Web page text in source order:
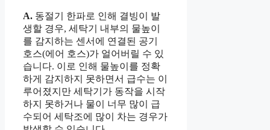
A. 동절기 한파로 인해 결빙이 발
생할 경우, 세탁기 내부의 물높이
를 감지하는 센서에 연결된 공기
호스(에어 호스)가 얼어버릴 수 있
습니다. 이로 인해 물높이를 정확
하게 감지하지 못하면서 급수는 이
루어졌지만 세탁기가 동작을 시작
하지 못하거나 물이 너무 많이 급
수되어 세탁조에 많이 차는 경우가